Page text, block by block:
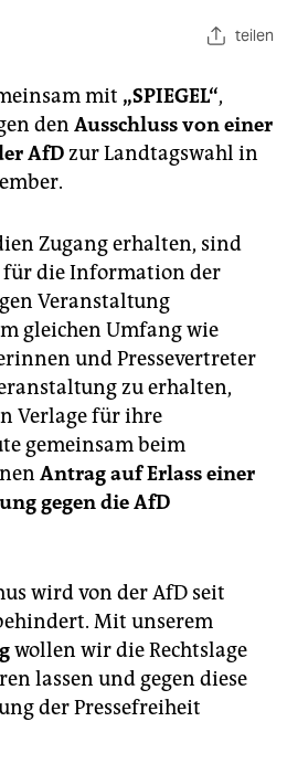
teilen
mit „SPIEGEL“,
den Ausschluss von einer
AfDzur Landtagswahl in
Zugang erhalten, sind
für die Information der
Veranstaltung
gleichen Umfang wie
und Pressevertreter
zu erhalten,
Verlage für ihre
gemeinsam beim
Antrag auf Erlass einer
gegen die AfD
wird von der AfD seit
Mit unserem
wollen wir die Rechtslage
lassen und gegen diese
der Pressefreiheit